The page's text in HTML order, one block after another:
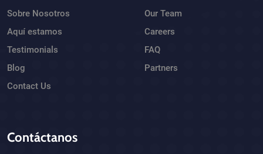
Sobre Nosotros
Aquí estamos
Testimonials
Blog
Contact Us
Our Team
Careers
FAQ
Partners
Contáctanos